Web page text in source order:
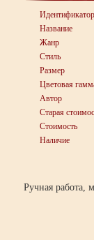
Идентификатор
Название
Жанр
Стиль
Размер
Цветовая
Автор
Старая
Стоимость
Наличие
Ручная работа,